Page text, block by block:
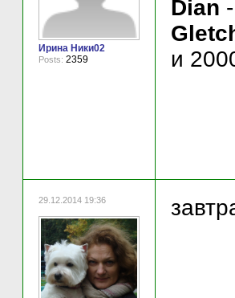
Ирина Ники02
Posts: 2359
Dian
и
29.12.2014 19:36